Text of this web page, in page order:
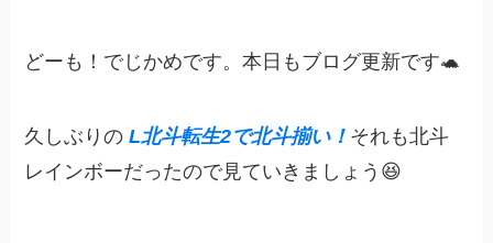
どーも！でじかめです。本日もブログ更新です🐢
久しぶりのL北斗転生2で北斗揃い！ それも北斗
レインボーだったので見ていきましょう😆